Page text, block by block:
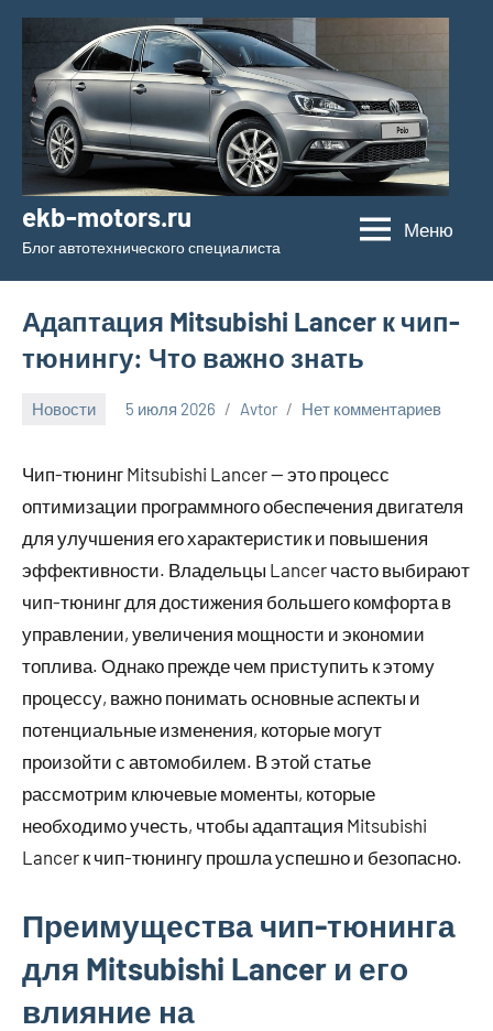
Перейти
содержимому
ekb-motors.ru
Блог автотехнического специалиста
Меню
Адаптация Mitsubishi Lancer к чип-
тюнингу: Что важно знать
Новости 5 июля 2026 Avtor Нет комментариев
Чип-тюнинг Mitsubishi Lancer — это процесс
оптимизации программного обеспечения двигателя
для улучшения его характеристик и повышения
эффективности. Владельцы Lancer часто выбирают
чип-тюнинг для достижения большего комфорта в
управлении, увеличения мощности и экономии
топлива. Однако прежде чем приступить к этому
процессу, важно понимать основные аспекты и
потенциальные изменения, которые могут
произойти с автомобилем. В этой статье
рассмотрим ключевые моменты, которые
необходимо учесть, чтобы адаптация Mitsubishi
Lancer к чип-тюнингу прошла успешно и безопасно.
Преимущества чип-тюнинга
для Mitsubishi Lancer и его
влияние на